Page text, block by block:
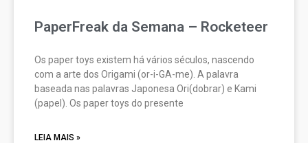
PaperFreak da Semana – Rocketeer
Os paper toys existem há vários séculos, nascendo
com a arte dos Origami (or-i-GA-me). A palavra
baseada nas palavras Japonesa Ori(dobrar) e Kami
(papel). Os paper toys do presente
LEIA MAIS »